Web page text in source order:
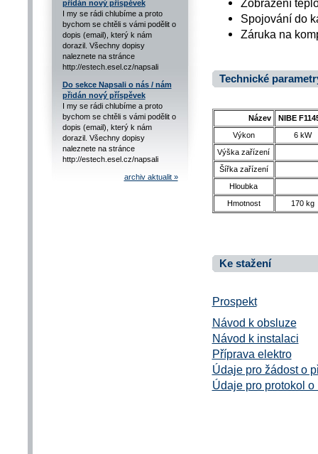
přidán nový příspěvek
I my se rádi chlubíme a proto
bychom se chtěli s vámi podělit o
dopis (email), který k nám
dorazil. Všechny dopisy
naleznete na stránce
http://estech.esel.cz/napsali
Do sekce Napsali o nás / nám
přidán nový příspěvek
I my se rádi chlubíme a proto
bychom se chtěli s vámi podělit o
dopis (email), který k nám
dorazil. Všechny dopisy
naleznete na stránce
http://estech.esel.cz/napsali
archiv aktualit »
Spojování do
Záruka na
Technické
Název
NIBE
Výkon
6 kW
Výška zařízení
Šířka zařízení
Hloubka
Hmotnost
170 kg
Ke stažení
Prospekt
Návod k obsluze
Návod k instalaci
Příprava elektro
Údaje pro žádost o
Údaje pro protokol